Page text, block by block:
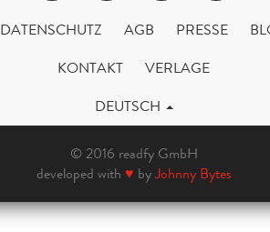
DATENSCHUTZ AGB PRESSE
KONTAKT
VERLAGE
DEUTSCH
© 2016 readfy GmbH
developed with ♥ byJohnny Bytes